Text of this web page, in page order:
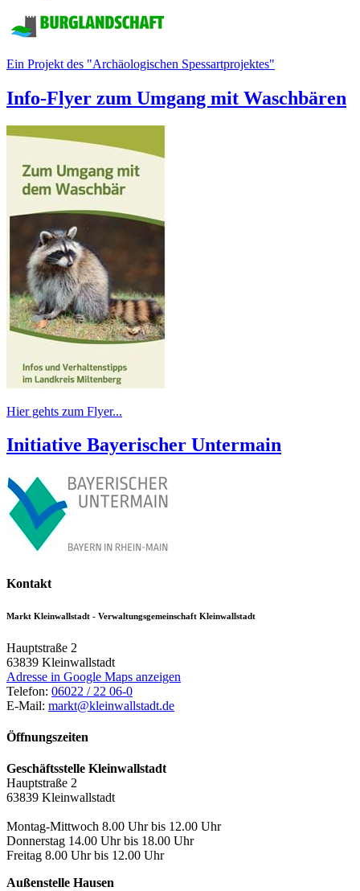
Ein Projekt des "Archäologischen Spessartprojektes"
Info-Flyer zum Umgang mit Waschbären
Hier gehts zum Flyer...
Initiative Bayerischer Untermain
Kontakt
Markt Kleinwallstadt - Verwaltungsgemeinschaft Kleinwallstadt
Hauptstraße 2
63839 Kleinwallstadt
Adresse in Google Maps anzeigen
Telefon: 06022 / 22 06-0
E-Mail: markt@kleinwallstadt.de
Öffnungszeiten
Geschäftsstelle Kleinwallstadt
Hauptstraße 2
63839 Kleinwallstadt
Montag-Mittwoch 8.00 Uhr bis 12.00 Uhr
Donnerstag 14.00 Uhr bis 18.00 Uhr
Freitag 8.00 Uhr bis 12.00 Uhr
Außenstelle Hausen